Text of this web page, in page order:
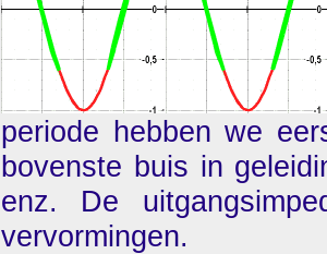
periode hebben we
bovenste buis in
enz. De
vervormingen.